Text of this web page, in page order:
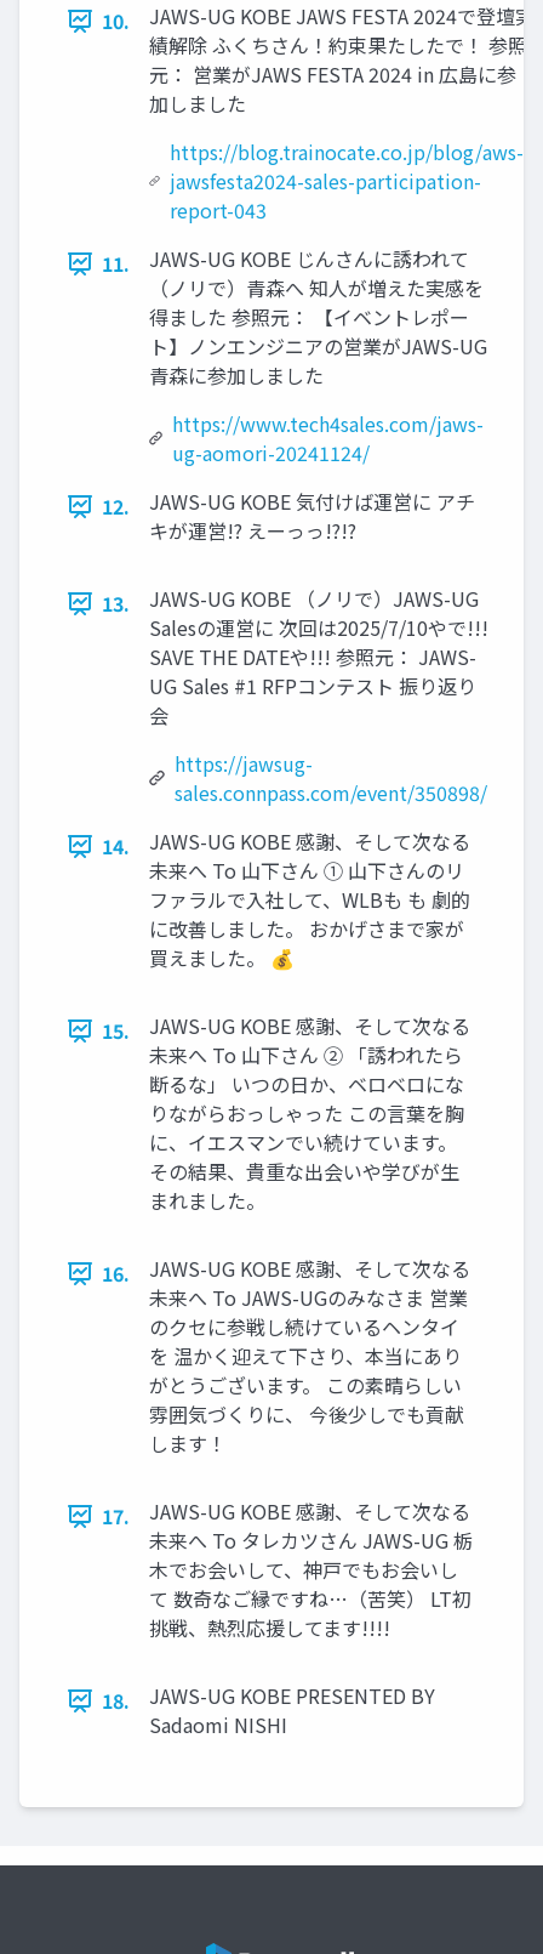
10.
JAWS-UG KOBE JAWS FESTA 2024で登壇実
績解除 ふくちさん！約束果たしたで！ 参照
元： 営業がJAWS FESTA 2024 in 広島に参
加しました
https://blog.trainocate.co.jp/blog/aws-
jawsfesta2024-sales-participation-
report-043
11.
JAWS-UG KOBE じんさんに誘われて
（ノリで）青森へ 知人が増えた実感を
得ました 参照元： 【イベントレポー
ト】ノンエンジニアの営業がJAWS-UG
青森に参加しました
https://www.tech4sales.com/jaws-
ug-aomori-20241124/
12.
JAWS-UG KOBE 気付けば運営に アチ
キが運営!? えーっっ!?!?
13.
JAWS-UG KOBE （ノリで）JAWS-UG
Salesの運営に 次回は2025/7/10やで!!!
SAVE THE DATEや!!! 参照元： JAWS-
UG Sales #1 RFPコンテスト 振り返り
会
https://jawsug-
sales.connpass.com/event/350898/
14.
JAWS-UG KOBE 感謝、そして次なる
未来へ To 山下さん ① 山下さんのリ
ファラルで入社して、WLBも も 劇的
に改善しました。 おかげさまで家が
買えました。 💰
15.
JAWS-UG KOBE 感謝、そして次なる
未来へ To 山下さん ② 「誘われたら
断るな」 いつの日か、ベロベロにな
りながらおっしゃった この言葉を胸
に、イエスマンでい続けています。
その結果、貴重な出会いや学びが生
まれました。
16.
JAWS-UG KOBE 感謝、そして次なる
未来へ To JAWS-UGのみなさま 営業
のクセに参戦し続けているヘンタイ
を 温かく迎えて下さり、本当にあり
がとうございます。 この素晴らしい
雰囲気づくりに、 今後少しでも貢献
します！
17.
JAWS-UG KOBE 感謝、そして次なる
未来へ To タレカツさん JAWS-UG 栃
木でお会いして、神戸でもお会いし
て 数奇なご縁ですね…（苦笑） LT初
挑戦、熱烈応援してます!!!!
18.
JAWS-UG KOBE PRESENTED BY
Sadaomi NISHI